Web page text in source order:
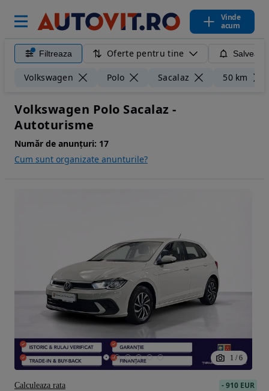
Vinde
acum
Filtreaza Oferte pentru tine
Volkswagen Polo Sacalaz 50 km
Volkswagen Polo Sacalaz -
Autoturisme
Număr de anunțuri: 17
Cum sunt organizate anunturile?
1 / 6
-910 EUR
Calculeaza rata